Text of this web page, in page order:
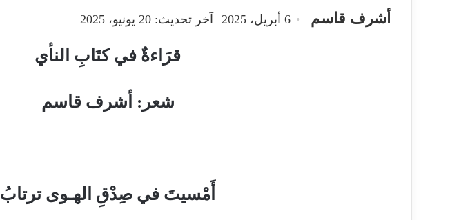
أشرف قاسم 6 أبريل، 2025 آخر تحديث: 20 يونيو، 2025
قرَاءةٌ في كتَابِ النأي
شعر: أشرف قاسم
أَمْسيتَ في صِدْقِ الهـوى ترتابُ